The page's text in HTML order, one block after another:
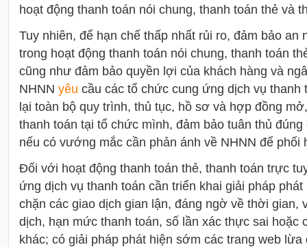
hoạt động thanh toán nói chung, thanh toán thẻ và
Tuy nhiên, để hạn chế thấp nhất rủi ro, đảm bảo an
trong hoạt động thanh toán nói chung, thanh toán
cũng như đảm bảo quyền lợi của khách hàng và
NHNN yêu cầu các tổ chức cung ứng dịch vụ thanh
lại toàn bộ quy trình, thủ tục, hồ sơ và hợp đồng
thanh toán tại tổ chức mình, đảm bảo tuân thủ
nếu có vướng mắc cần phản ánh về NHNN để phối
Đối với hoạt động thanh toán thẻ, thanh toán trực
ứng dịch vụ thanh toán cần triển khai giải pháp
chặn các giao dịch gian lận, đáng ngờ về thời gian,
dịch, hạn mức thanh toán, số lần xác thực sai hoặc
khác; có giải pháp phát hiện sớm các trang web